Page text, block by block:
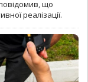
що
реалізації.